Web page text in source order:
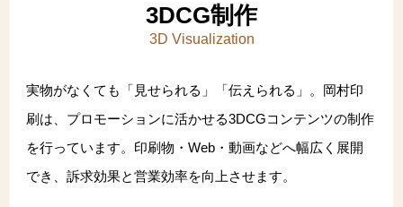
3DCG制作
3D Visualization
実物がなくても「見せられる」「伝えられる」。岡村印
刷は、プロモーションに活かせる3DCGコンテンツの制作
を行っています。印刷物・Web・動画などへ幅広く展開
でき、訴求効果と営業効率を向上させます。